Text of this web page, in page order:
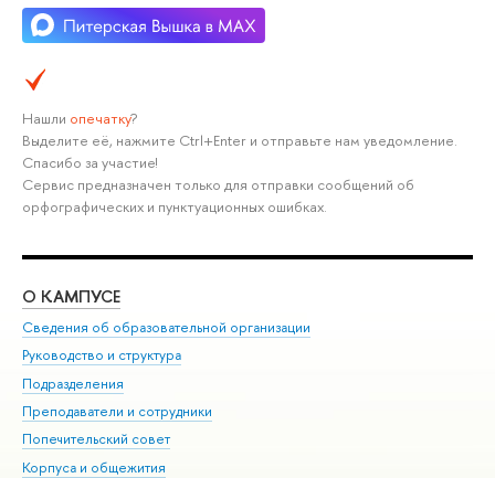
Нашли опечатку?
Выделите её, нажмите Ctrl+Enter и отправьте нам уведомление.
Спасибо за участие!
Сервис предназначен только для отправки сообщений об
орфографических и пунктуационных ошибках.
О КАМПУСЕ
Сведения об образовательной организации
Руководство и структура
Подразделения
Преподаватели и сотрудники
Попечительский совет
Корпуса и общежития